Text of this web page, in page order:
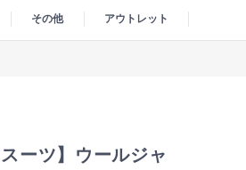
その他 アウトレット
ーツ】ウールジャ